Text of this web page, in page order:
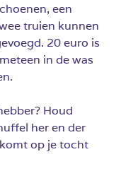
een
truien kunnen
20 euro is
in de was
Houd
her en der
op je tocht